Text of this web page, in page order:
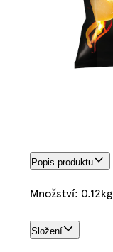
Popis produktu
Množství: 0.12kg
Složení